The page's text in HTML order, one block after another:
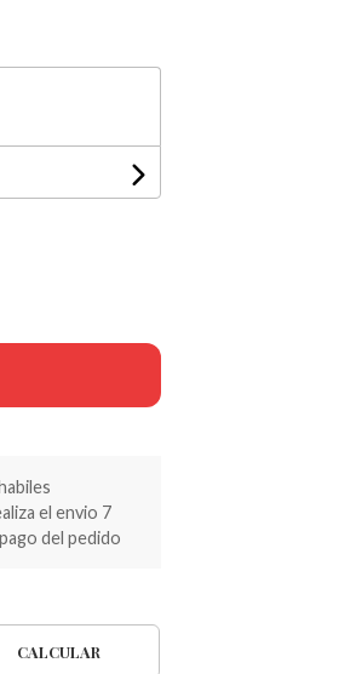
el envio 7
del pedido
CALCULAR